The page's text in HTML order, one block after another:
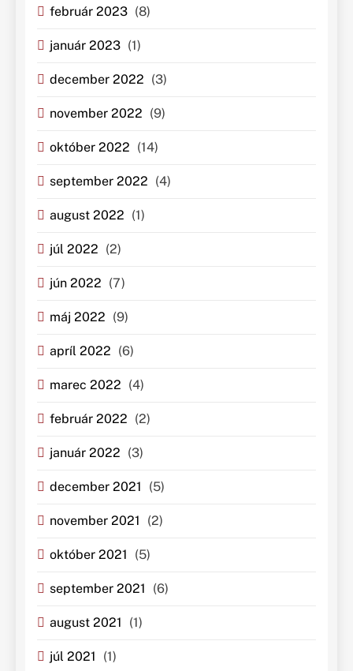
február 2023 (8)
január 2023 (1)
december 2022 (3)
november 2022 (9)
október 2022 (14)
september 2022 (4)
august 2022 (1)
júl 2022 (2)
jún 2022 (7)
máj 2022 (9)
apríl 2022 (6)
marec 2022 (4)
február 2022 (2)
január 2022 (3)
december 2021 (5)
november 2021 (2)
október 2021 (5)
september 2021 (6)
august 2021 (1)
júl 2021 (1)